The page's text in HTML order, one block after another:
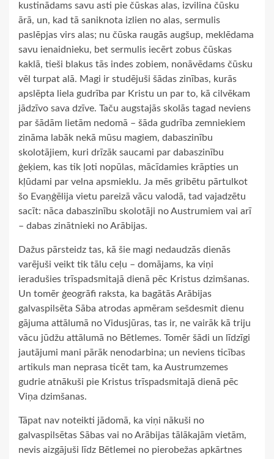
kustinādams savu asti pie čūskas alas, izvilina čūsku
ārā, un, kad tā saniknota izlien no alas, sermulis
paslēpjas virs alas; nu čūska raugās augšup, meklēdama
savu ienaidnieku, bet sermulis iecērt zobus čūskas
kaklā, tieši blakus tās indes zobiem, nonāvēdams čūsku
vēl turpat alā. Magi ir studējuši šādas zinības, kurās
apslēpta liela gudrība par Kristu un par to, kā cilvēkam
jādzīvo sava dzīve. Taču augstajās skolās tagad neviens
par šādām lietām nedomā – šāda gudrība zemniekiem
zināma labāk nekā mūsu magiem, dabaszinību
skolotājiem, kuri drīzāk saucami par dabaszinību
ģeķiem, kas tik ļoti nopūlas, mācīdamies krāpties un
kļūdami par velna apsmieklu. Ja mēs gribētu pārtulkot
šo Evaņģēlija vietu pareizā vācu valodā, tad vajadzētu
sacīt: nāca dabaszinību skolotāji no Austrumiem vai arī
– dabas zinātnieki no Arābijas.
Dažus pārsteidz tas, kā šie magi nedaudzās dienās
varējuši veikt tik tālu ceļu – domājams, ka viņi
ieradušies trīspadsmitajā dienā pēc Kristus dzimšanas.
Un tomēr ģeogrāfi raksta, ka bagātās Arābijas
galvaspilsēta Sāba atrodas apmēram sešdesmit dienu
gājuma attālumā no Vidusjūras, tas ir, ne vairāk kā triju
vācu jūdžu attālumā no Bētlemes. Tomēr šādi un līdzīgi
jautājumi mani pārāk nenodarbina; un neviens ticības
artikuls man neprasa ticēt tam, ka Austrumzemes
gudrie atnākuši pie Kristus trīspadsmitajā dienā pēc
Viņa dzimšanas.
Tāpat nav noteikti jādomā, ka viņi nākuši no
galvaspilsētas Sābas vai no Arābijas tālākajām vietām,
nevis aizgājuši līdz Bētlemei no pierobežas apkārtnes